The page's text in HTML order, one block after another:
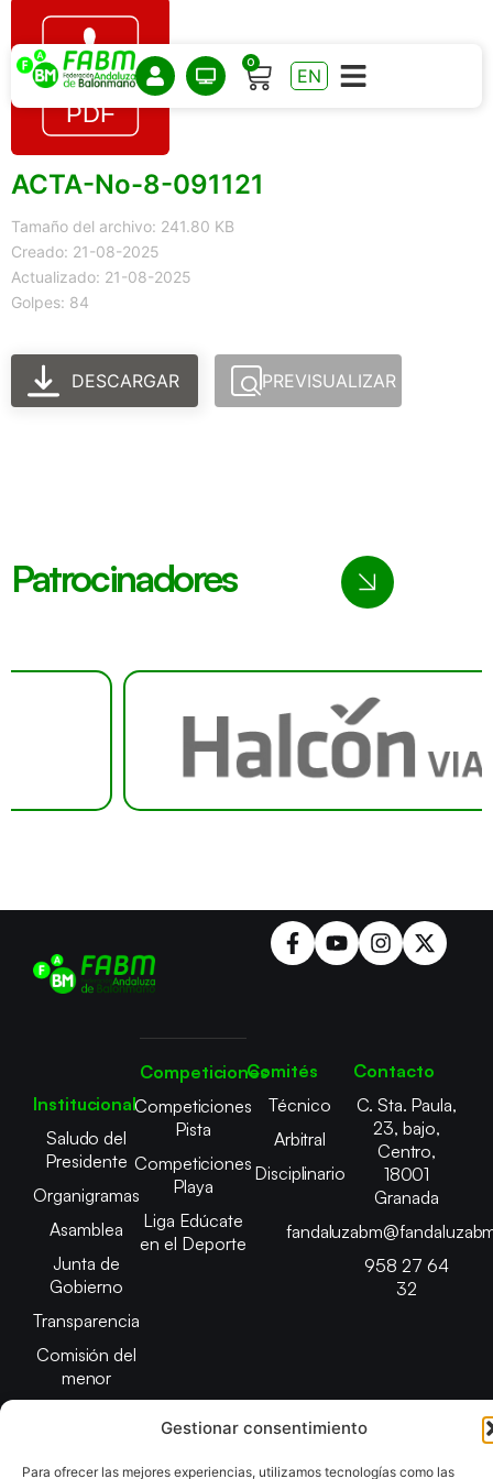
Gestionar consentimiento
Para ofrecer las mejores experiencias, utilizamos tecnologías como las
0
EN
ACTA-No-8-091121
Tamaño del archivo: 241.80 KB
Creado: 21-08-2025
Actualizado: 21-08-2025
Golpes: 84
DESCARGAR PREVISUALIZAR
Patrocinadores
Institucional
Saludo del
Presidente
Organigramas
Asamblea
Junta de
Gobierno
Transparencia
Comisión del
menor
Competiciones
Competiciones
Pista
Competiciones
Playa
Liga Edúcate
en el Deporte
Comités
Técnico
Arbitral
Disciplinario
Contacto
C. Sta. Paula,
23, bajo,
Centro,
18001
Granada
958 27 64
32